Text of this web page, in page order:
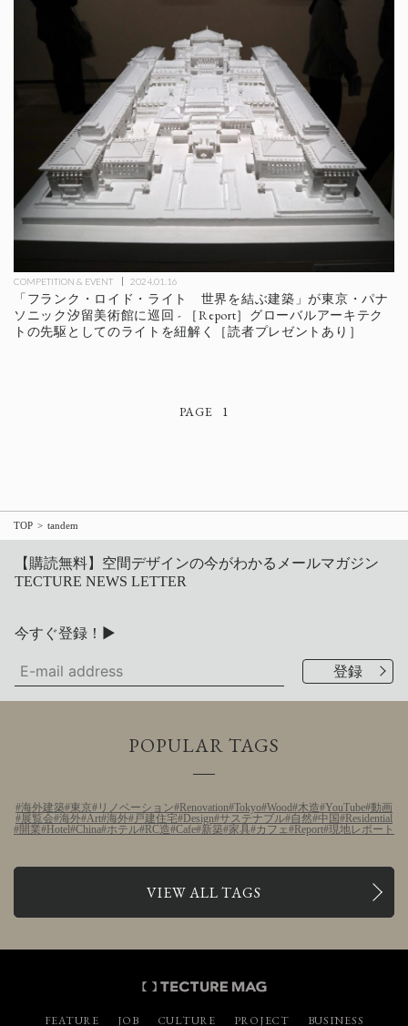
COMPETITION & EVENT 2024.01.16
「フランク・ロイド・ライト 世界を結ぶ建築」が東京・パナ
ソニック汐留美術館に巡回 - ［Report］グローバルアーキテク
トの先駆としてのライトを紐解く［読者プレゼントあり］
1
TOP tandem
【購読無料】空間デザインの今がわかるメールマガジン
TECTURE NEWS LETTER
今すぐ登録！▶
POPULAR TAGS
海外建築 東京 リノベーション Renovation Tokyo Wood 木造 YouTube 動画
展覧会 海外 Art 海外 戸建住宅 Design サステナブル 自然 中国 Residential
開業 Hotel China ホテル RC造 Cafe 新築 家具 カフェ Report 現地レポート
VIEW ALL TAGS
FEATURE JOB CULTURE PROJECT BUSINESS